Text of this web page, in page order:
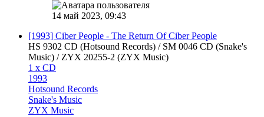
14 май 2023, 09:43
[1993] Ciber People - The Return Of Ciber People
HS 9302 CD (Hotsound Records) / SM 0046 CD (Snake's
Music) / ZYX 20255-2 (ZYX Music)
1 x CD
1993
Hotsound Records
Snake's Music
ZYX Music